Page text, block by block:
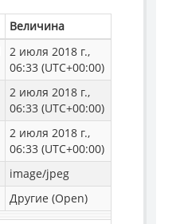
Величина
2 июля 2018 г.,
06:33 (UTC+00:00)
2 июля 2018 г.,
06:33 (UTC+00:00)
2 июля 2018 г.,
06:33 (UTC+00:00)
image/jpeg
Другие (Open)